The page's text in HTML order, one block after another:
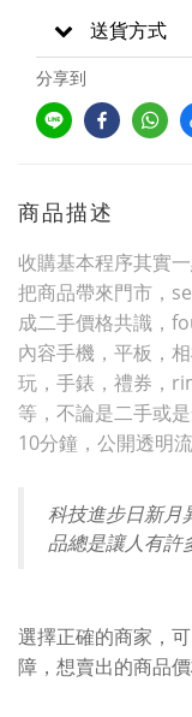
送貨方式
分享到
商品描述
收購基本程序其實
把商品帶來門市，
成二手價格共識，
內容手機，平板，
玩，手錶，禮券，
等，不論是二手或
10分鐘，公開透明
科技進步日新月
品總是讓人有許
選擇正確的商家，
障，想賣出的商品